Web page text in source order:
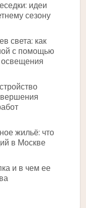
идеи
сезону
света: как
с помощью
освещения
жильё: что
в Москве
и в чем ее